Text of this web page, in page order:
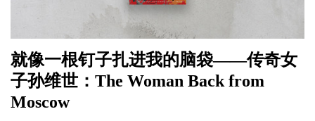
就像一根钉子扎进我的脑袋——传奇女
子孙维世：The Woman Back from
Moscow